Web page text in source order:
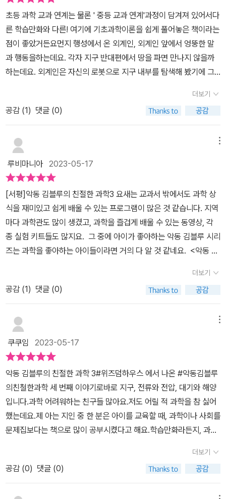
지지는 지구를 정복하러 왔지만, 김블루와 친구들에게 점점 마음이
간다. 시큰둥한 빗자루 루이, 순진한 청소 솔 솔이, 명상가 두루마리
휴지 휴이, 잘난 척 대마왕 뚫어뻥 뻥이, 수다쟁이 수세미 세미, 겁 많
은 때밀이 타월 밀이까지 너무 귀여운 캐릭터 친구들이 등장한다. 1
권에서는 평화로운 김블루와 친구들 세계에 외계인 지지가 떨어지면
서 이야기가 시작되어, 그들 모두 우주선이 폭발하기 직전에 탈출 캡
슐에 몸을 실어 낯선 장소에 도착하면서 끝이 났었다. 2권에서는 지
구에서 못 보던 식물들이 가득한 외계 행성에 오게 된 김블루와 친구
와 친구들이 사방이 거대한 벽으로 막혀 있는 곳에서 깨어나면서 이
야기가 시작되어 오즈의 마법사처럼 집이 통째로 날아다니는 상황에
서 지지가 우주선을 타고 우주를 떠돌게 되면서 끝이 났다. 이 책은
‘지구’, ‘전류와 전압’, ‘대기와 해양’라는 주제를 다루면서, 지구를 뚫
고 반대 방향으로 나올 수 없는 이유에 대해 지권의 층상 구조를 알아
보고, 지구가 퍼즐 조각처럼 나뉘어 있다는 판 구조론에 대해 배우고,
겨울철 우리를 깜짝 놀라게 하는 불꽃의 정체인 정전기에 대해 살펴
보고, 바다에서 잡은 물고기를 과연 집에서 키울 수 있을지 해수와 담
호기심을 느낄 만한 내용들을 기초 과학 이론과 엮어 풀어내고 있기
때문에 지루하지 않게 과학에 재미를 붙여 갈 수 있을 것이다. 김블
루와 친구들, 그리고 외계인 지지가 만들어 내는 에피소드를 통해 18
가지 기초 과학 이론을 배우고, 각 장 끝에 수록된 ‘왕친절한 과학 수
업’ 코너에서 그림 자료를 곁들여 앞서 배운 개념을 다시 한번 다지면
된다. 기존에 나왔던 대부분의 과학 학습 만화는 초등 교과 과정의 과
학 지식들을 주로 다루었다. 그에 비해 이 시리즈는 초등 학습 만화로
는 유일하게 난이도 높은 중학 교과 과정의 과학까지 아우르고 있다.
단단한 암석을 부수는 씨앗이 있다? 전기로 자석을 만들 수 있다고?
지구의 물을 뒤섞는 거대한 존재의 정체는? 날씨를 마음대로 조작할
수 있다고? 호기심 많은 어린이들을 위한 김블루의 과학 학습 만화를
통해 학교 수업보다 더 재미있는 기초 과학 이야기를 만나 보자! *출
초등 과학 교과 연계는 물론 ' 중등 교과 연계'과정이 담겨져 있어서다
른 학습만화와 다른! 여기에 기초과학이론을 쉽게 풀어놓은 책이라는
점이 좋았거든요먼지 행성에서 온 외계인, 외계인 앞에서 엉뚱한 말
과 행동을하는데요. 각자 지구 반대편에서 땅을 파면 만나지 않을까
하는데요. 외계인은 자신의 로봇으로 지구 내부를 탐색해 봤기에 그
요. 지구의내부 구조 설명과 더불어 갑자기 지진이 일어나서 지진이
일어난 이유에 대도 알려줘요. ​계속 만화만 이어서 나오지는 않아요.
중간에는 줄글들로 스토리가 이어져 가고 있거든요. 그래서 만화와
줄 텍스트 번갈아가면서 읽어볼 수 있어서 너무 학습만화 노출에 걱
정 덜어도 되요.지구과학 쪽은 어느정도 관심있어서 아이가 잘 알긴
하지만 전류와 전압 편은 모르는 거 투성이거든요.​초등과학이 점점
어려운 이유는 용어도 개념이 잘 잡히질 않아서 어렵거든요. 김블루
책을 N회독하면 자연스럽게 원리와 용어도 익히는 것 같아요.학습만
화가 안좋긴하지만 그래도 아웃풋 만큼은 최고인것 같아요. 덕분에
어렵게 느껴졌던 전기관한 용어들도 아이가 쉽게 잘 설명하더라고요.​
악동김블루 이 책을 집에서도보고 학교 가져가서도 보고 또 보고 할
정도였어요. 조금 더 수준이 있는 초등과학연계도서 찾으신다면 추천
해요. ​* 본 리뷰는 업체에서 무상으로 제공받아 작성된 후기 입니다
*
더보기
공감 (1) 댓글 (0)
루비마니아2023-05-17
[서평]악동 김블루의 친절한 과학3 요새는 교과서 밖에서도 과학 상
식을 재미있고 쉽게 배울 수 있는 프로그램이 많은 것 같습니다. 지역
마다 과학관도 많이 생겼고, 과학을 즐겁게 배울 수 있는 동영상, 각
종 실험 키트들도 많지요. 그 중에 아이가 좋아하는 악동 김블루 시리
즈는 과학을 좋아하는 아이들이라면 거의 다 알 것 같네요. <악동 김
로 나왔어요. 구독자가 170만인 슈퍼 크리에이터 김블루와 함께 즐
겁게 과학의 원리를 알아보는 책으로 전편 2권도 아주 유명하죠. 3편
은 지구, 전류와 전압, 대기와 해양 총 3개의 주제를 다루고 있습니
다. 김블루를 포함한 몇몇 등장인물들이 만화속에서 재미있게 다양
게 알려주는 형식을 취하고 있습니다. 그렇다고 무조건 만화만 실려
있는 것이 아니고 원리를 일반화한 현상으로 정리해서 마무리를 해놓
았어요. 이렇게 생각해볼 수도 있겠구나 하는 주제를 다루기도 하고
요. 그 일이 일어날 수 있는 이유나 일어날 수 없는 과학적 원리를 설
명해주는데 재미있게 옆에서 이야기 들려주는 느낌같았어요. 아이
도 글밥이 긴 책을 잘 못읽는 편인데 이 책은 만화로 재미있기도 하지
만 유익해서 빠져들어 읽더라구요. 그리고 더 궁금한 점은 찾아보기
도 하구요.예전에는 학습만화라도 읽는게 보기 별로였는데 순기능
도 분명 있는것 같아요. 아이가 읽는 학습만화를 먼저 제가 다 읽어보
더보기
공감 (1) 댓글 (0)
쿠쿠임 2023-05-17
악동 김블루의 친절한 과학 3#위즈덤하우스 에서 나온 #악동김블루
의친철한과학 세 번째 이야기로바로 지구, 전류와 전압, 대기와 해양
입니다.과학 어려워하는 친구들 많아요.저도 어릴 적 과학을 참 싫어
했는데요.제 아는 지인 중 한 분은 아이를 교육할 때, 과학이나 사회를
문제집보다는 책으로 많이 공부시켰다고 해요.학습만화라든지, 과학
거처럼 재미나게 학습만화로 과학을 배워보는 것도 좋은 거 같아요.3
번째 이야기다 보니 인물에 대해서 잘 모르지만, 시작 전 인물에 대해
서 소개를 해주는 코너가 있어서 한번 읽어보고 본문을 읽는다면 내
더보기
공감 (0) 댓글 (0)